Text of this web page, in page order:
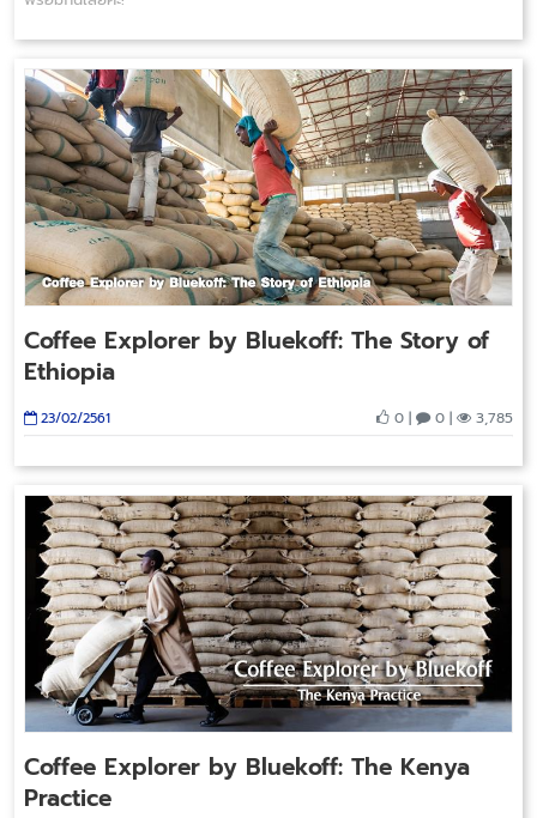
Coffee Explorer by Bluekoff: The Story of
Ethiopia
23/02/2561 0 | 0 | 3,785
Coffee Explorer by Bluekoff: The Kenya
Practice